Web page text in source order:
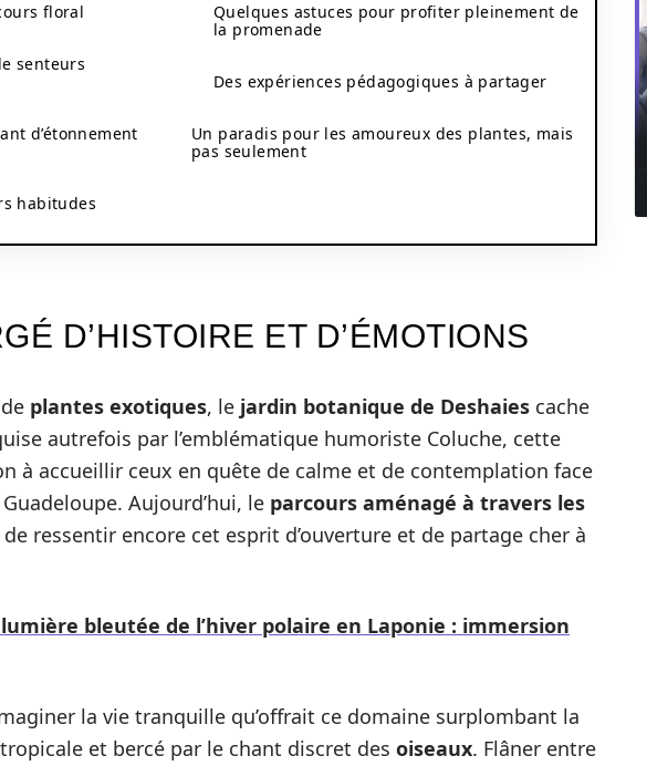
floral
senteurs
d’étonnement
habitudes
Quelques astuces pour profiter pleinement de
la promenade
Des expériences pédagogiques à partager
Un paradis pour les amoureux des plantes, mais
pas seulement
D’HISTOIRE ET D’ÉMOTIONS
plantes exotiques, le jardin botanique de Deshaies cache
autrefois par l’emblématique humoriste Coluche, cette
à accueillir ceux en quête de calme et de contemplation face
Aujourd’hui, le parcours aménagé à travers les
ressentir encore cet esprit d’ouverture et de partage cher à
bleutée de l’hiver polaire en Laponie : immersion
la vie tranquille qu’offrait ce domaine surplombant la
et bercé par le chant discret des oiseaux. Flâner entre